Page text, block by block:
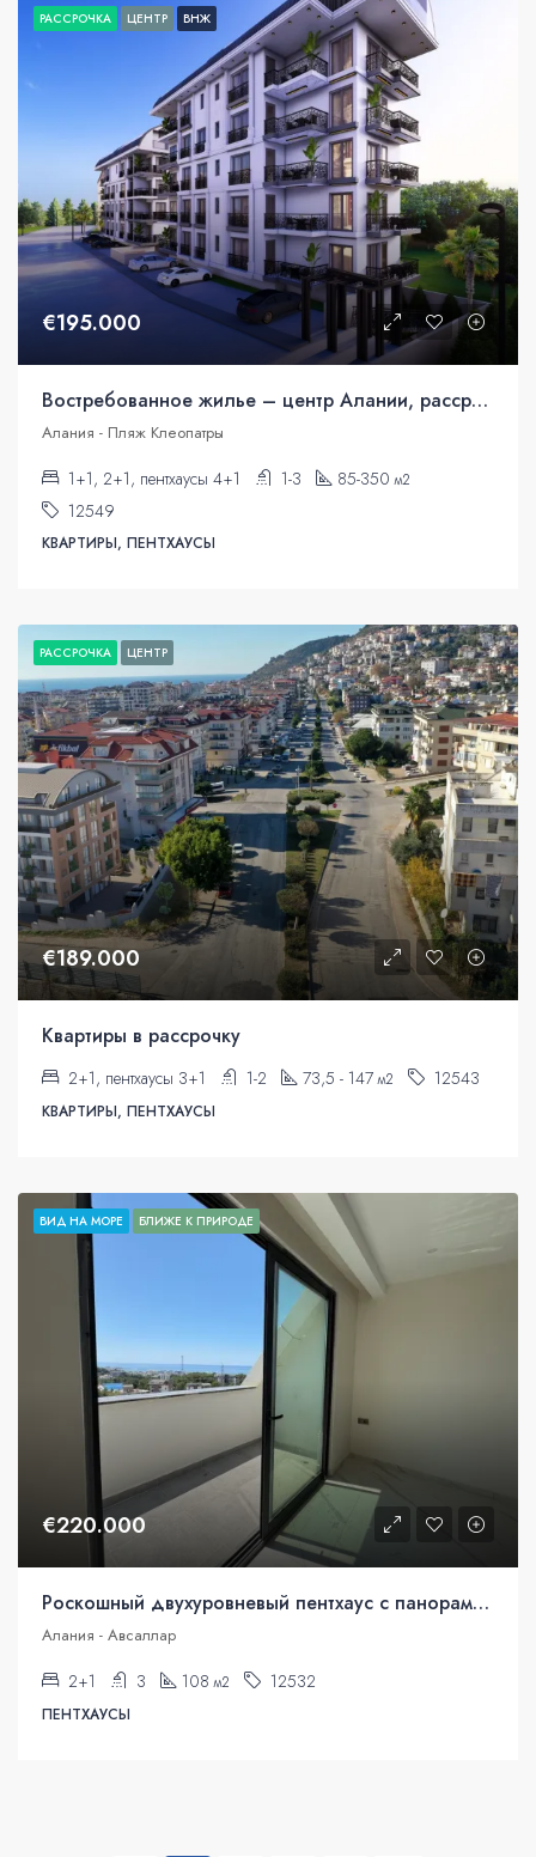
РАССРОЧКА ЦЕНТР ВНЖ
€195.000
Востребованное жилье – центр Алании, рассрочка
Алания - Пляж Клеопатры
1+1, 2+1, пентхаусы 4+1 1-3 85-350 м2
12549
КВАРТИРЫ, ПЕНТХАУСЫ
РАССРОЧКА ЦЕНТР
€189.000
Квартиры в рассрочку
2+1, пентхаусы 3+1 1-2 73,5 - 147 м2 12543
КВАРТИРЫ, ПЕНТХАУСЫ
ВИД НА МОРЕ БЛИЖЕ К ПРИРОДЕ
€220.000
Роскошный двухуровневый пентхаус с панорамным видом на море в Авсалларе, Аланья
Алания - Авсаллар
2+1 3 108 м2 12532
ПЕНТХАУСЫ